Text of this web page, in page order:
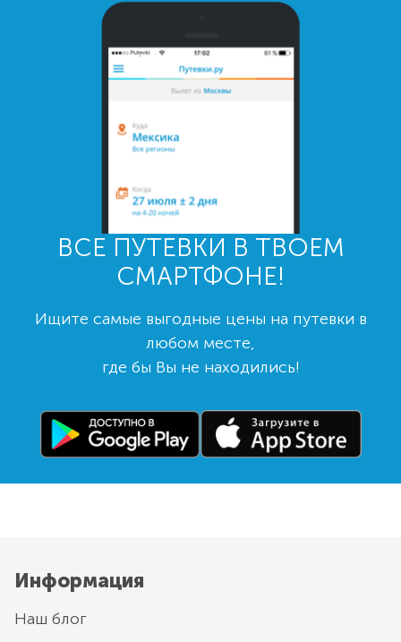
ВСЕ ПУТЕВКИ В ТВОЕМ
СМАРТФОНЕ!
Ищите самые выгодные цены на путевки в
любом месте,
где бы Вы не находились!
Информация
Наш блог